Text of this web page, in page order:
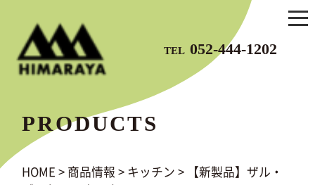
TEL 052-444-1202
PRODUCTS
HOME > 商品情報 > キッチン >
【新製品】ザル・